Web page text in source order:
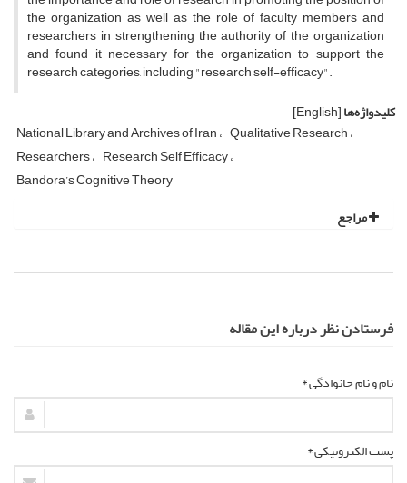
the organization as well as the role of faculty members and
researchers in strengthening the authority of the organization
and found it necessary for the organization to support the
research categories, including "research self-efficacy".
کلیدواژه‌ها[English]
National Library and Archives of Iran Qualitative Research
Researchers Research Self Efficacy
Bandora’s Cognitive Theory
مراجع
فرستادن نظر درباره این مقاله
نام و نام خانوادگی *
پست الکترونیکی *